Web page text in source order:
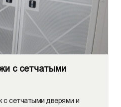
с сетчатыми
с сетчатыми дверями и